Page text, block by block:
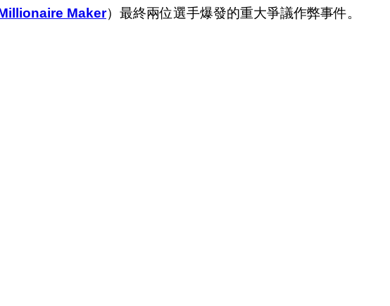
Maker）最終兩位選手爆發的重大爭議作弊事件。